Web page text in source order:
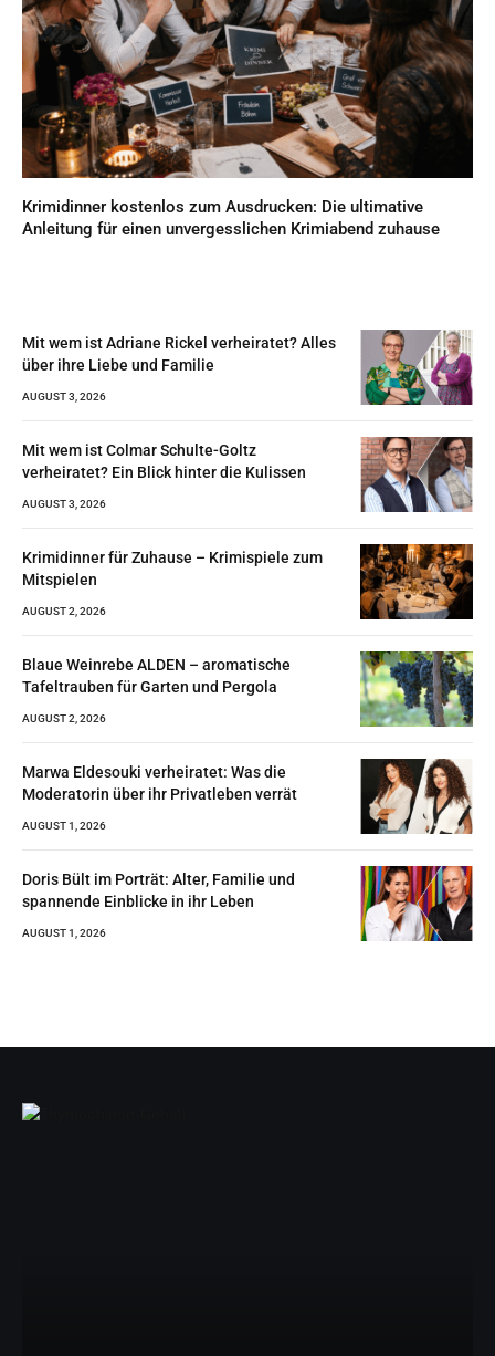
Krimidinner kostenlos zum Ausdrucken: Die ultimative
Anleitung für einen unvergesslichen Krimiabend zuhause
Mit wem ist Adriane Rickel verheiratet? Alles
über ihre Liebe und Familie
AUGUST 3, 2026
Mit wem ist Colmar Schulte-Goltz
verheiratet? Ein Blick hinter die Kulissen
AUGUST 3, 2026
Krimidinner für Zuhause – Krimispiele zum
Mitspielen
AUGUST 2, 2026
Blaue Weinrebe ALDEN – aromatische
Tafeltrauben für Garten und Pergola
AUGUST 2, 2026
Marwa Eldesouki verheiratet: Was die
Moderatorin über ihr Privatleben verrät
AUGUST 1, 2026
Doris Bült im Porträt: Alter, Familie und
spannende Einblicke in ihr Leben
AUGUST 1, 2026